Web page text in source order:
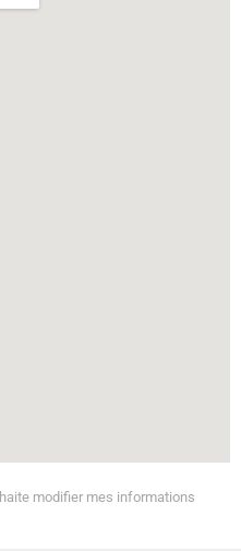
modifier mes informations